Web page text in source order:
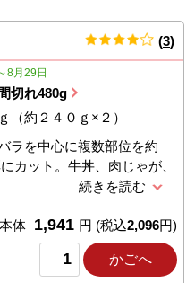
(3)
8月29日
切れ480g
（約２４０ｇ×２）
ラを中心に複数部位を約
カット。牛丼、肉じゃが、
どに。【牛肉の特徴】エサ
育期に与える配合飼料のトウ
シは遺伝子組み換えの混入を
に分別したものです。生後
本体 1,941 円 (税込2,096円)
かごへ